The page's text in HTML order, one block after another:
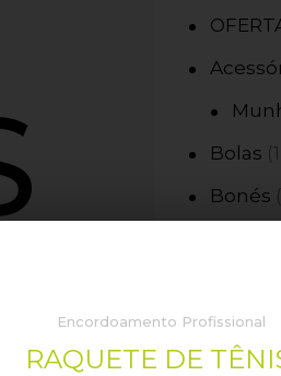
Encordoamento Profissional
RAQUETE DE
Bolas
Bonés
Tênis